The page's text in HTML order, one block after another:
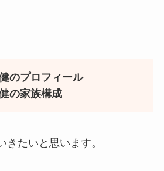
のプロフィール
の家族構成
きたいと思います。